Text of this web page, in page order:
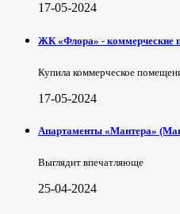
17-05-2024
ЖК «Флора» - коммерческие
Купила коммерческое
17-05-2024
Апартаменты «Мантера»
Выглядит впечатляюще
25-04-2024